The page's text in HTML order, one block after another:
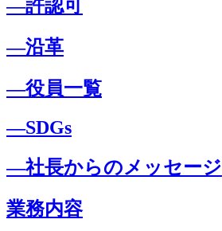
―許認可
―沿革
―役員一覧
―SDGs
―社長からのメッセージ
業務内容